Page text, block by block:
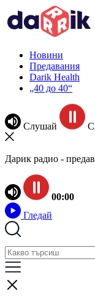
Новини
Предавания
Darik Health
„40 до 40“
Слушай
Дарик радио -
00:00
Гледай